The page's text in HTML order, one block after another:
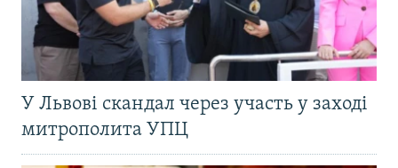
У Львові скандал через участь у заході
митрополита УПЦ